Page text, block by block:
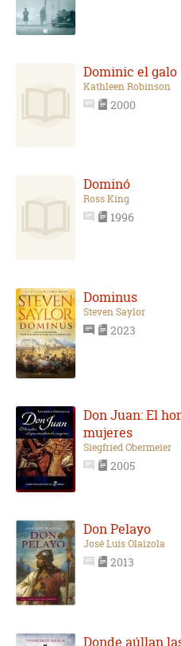
Dominic el galo
Kathleen Robinson
2000
Dominó
Ross King
1996
Dominus
Steven Saylor
2023
Don Juan: El
mujeres
Siegfried Obermeier
2005
Don Pelayo
José Luis Olaizola
2013
Donde aúllan